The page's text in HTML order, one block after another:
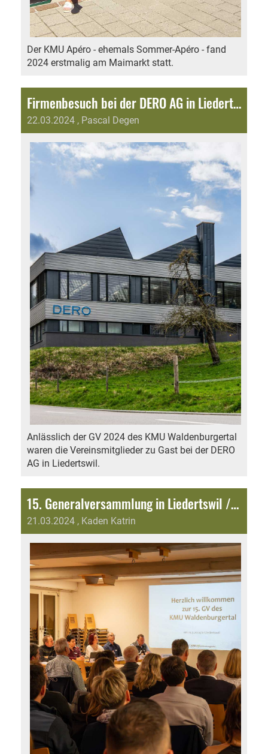
Der KMU Apéro - ehemals Sommer-Apéro - fand
2024 erstmalig am Maimarkt statt.
Firmenbesuch bei der DERO AG in Liedertswil
22.03.2024 , Pascal Degen
Anlässlich der GV 2024 des KMU Waldenburgertal
waren die Vereinsmitglieder zu Gast bei der DERO
AG in Liedertswil.
15. Generalversammlung in Liedertswil / Tschoppenhof
21.03.2024 , Kaden Katrin